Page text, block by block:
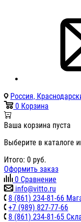
Россия,
0 Корзина
Ваша корзина пуста
Выберите в каталоге
Итого: 0 руб.
Оформить заказ
0 Сравнение
info@vitto.ru
8 (861) 234-81-66
+7 (989) 827-77-66
8 (861) 234-81-65